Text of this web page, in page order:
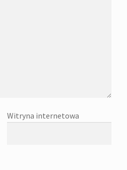
Witryna internetowa